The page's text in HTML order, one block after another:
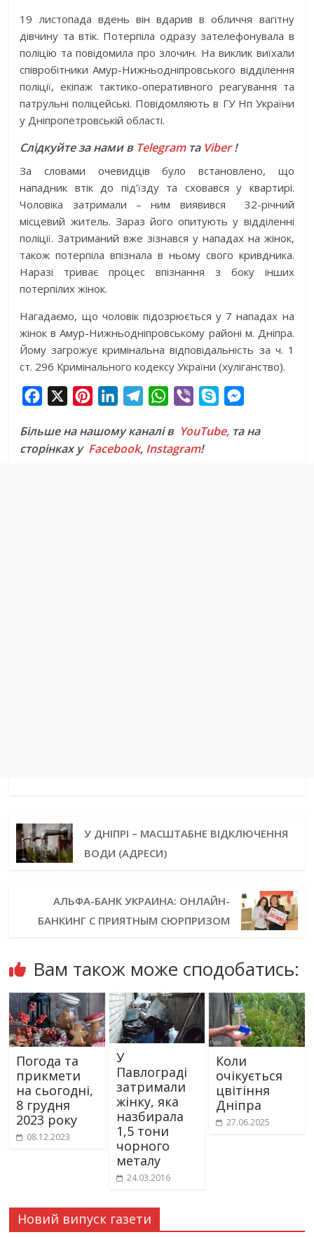
19 листопада вдень він вдарив в обличчя вагітну
дівчину та втік. Потерпіла одразу зателефонувала в
поліцію та повідомила про злочин. На виклик виїхали
співробітники Амур-Нижньодніпровського відділення
поліції, екіпаж тактико-оперативного реагування та
патрульні поліцейські. Повідомляють в ГУ Нп України
у Дніпропетровській області.
Слідкуйте за нами в Telegramта Viber!
За словами очевидців було встановлено, що
нападник втік до під’їзду та сховався у квартирі.
Чоловіка затримали – ним виявився 32-річний
місцевий житель. Зараз його опитують у відділенні
поліції. Затриманий вже зізнався у нападах на жінок,
також потерпіла впізнала в ньому свого кривдника.
Наразі триває процес впізнання з боку інших
потерпілих жінок.
Нагадаємо, що чоловік підозрюється у 7 нападах на
жінок в Амур-Нижньодніпровському районі м. Дніпра.
Йому загрожує кримінальна відповідальність за ч. 1
ст. 296 Кримінального кодексу України (хуліганство).
c
e
n
t
n
k
l
e
W
a
t
b
e
y
s
Більше на нашому каналі в YouTube, та на
сторінках у Facebook, Instagram!
У ДНІПРІ – МАСШТАБНЕ ВІДКЛЮЧЕННЯ
ВОДИ (АДРЕСИ)
АЛЬФА-БАНК УКРАИНА: ОНЛАЙН-
БАНКИНГ С ПРИЯТНЫМ СЮРПРИЗОМ
Вам також може сподобатись:
Погода та
прикмети
на сьогодні,
8 грудня
2023 року
08.12.2023
У
Павлограді
затримали
жінку, яка
назбирала
1,5 тони
чорного
металу
24.03.2016
Коли
очікується
цвітіння
Дніпра
27.06.2025
Новий випуск газети